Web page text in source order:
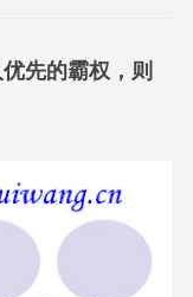
先的霸权，则